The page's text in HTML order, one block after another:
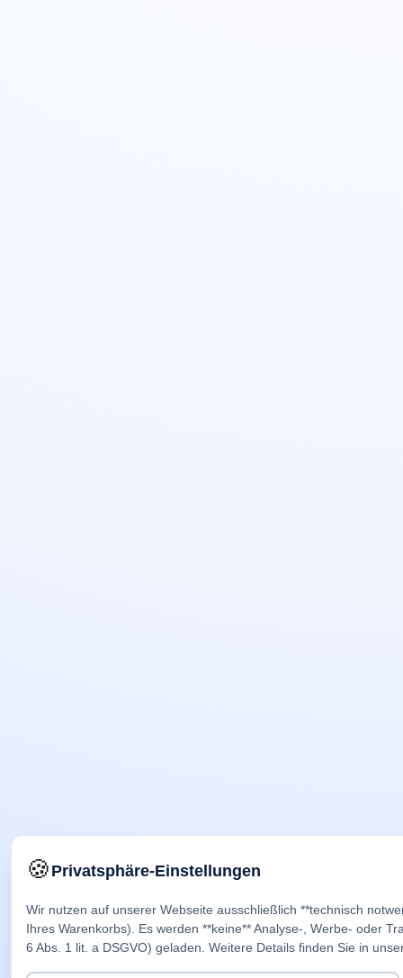
🍪Privatsphäre-Einstellungen
Wir nutzen auf unserer Webseite ausschließlich **technisch
Ihres Warenkorbs). Es werden **keine** Analyse-, Werbe- oder
6 Abs. 1 lit. a DSGVO) geladen. Weitere Details finden Sie in